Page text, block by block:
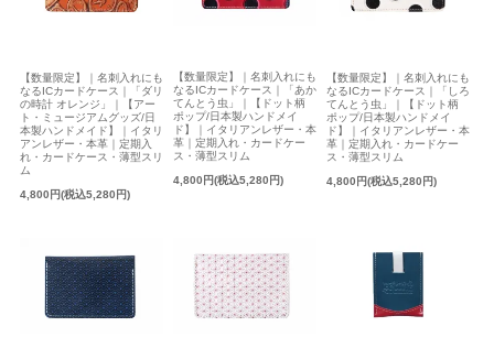
【数量限定】｜名刺入れにも
なるICカードケース｜「ダリ
の時計 オレンジ」｜【アー
ト・ミュージアムグッズ/日
本製ハンドメイド】｜イタリ
アンレザー・本革｜定期入
れ・カードケース・薄型スリ
ム
4,800円(税込5,280円)
【数量限定】｜名刺入れにも
なるICカードケース｜「あか
てんとう虫」｜【ドット柄
ポップ/日本製ハンドメイ
ド】｜イタリアンレザー・本
革｜定期入れ・カードケー
ス・薄型スリム
4,800円(税込5,280円)
【数量限定】｜名刺入れにも
なるICカードケース｜「しろ
てんとう虫」｜【ドット柄
ポップ/日本製ハンドメイ
ド】｜イタリアンレザー・本
革｜定期入れ・カードケー
ス・薄型スリム
4,800円(税込5,280円)